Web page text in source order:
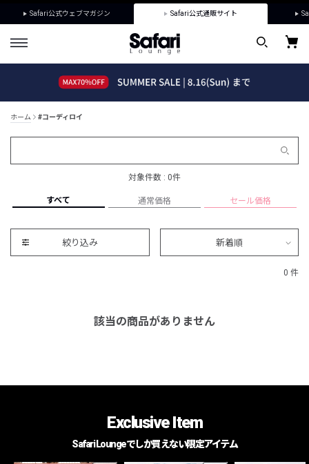
Safari公式ウェブマガジン Safari公式通販サイト
ホーム #コーディロイ
対象件数 : 0件
すべて 通常価格 セール価格
絞り込み 新着順
0 件
該当の商品がありません
Exclusive Item
Safari Loungeでしか買えない限定アイテム